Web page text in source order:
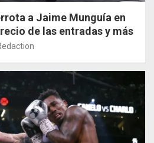
a Jaime Munguía en
de las entradas y más